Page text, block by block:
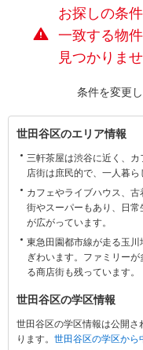
お探しの条
一致する物
見つかりま
条件を変更
世
田
谷
区
に
関
す
る
世田谷区のエリア情報
三軒茶屋は渋谷に近く、
店街は庶民的で、一人暮ら
カフェやライブハウス、
街やスーパーもあり、日
が広がっています。
東急田園都市線が走る玉
ぎわいます。ファミリー
る商店街も残っています。
世田谷区の学区情報
世田谷区の学区情報は公開
ります。 世田谷区の学区か